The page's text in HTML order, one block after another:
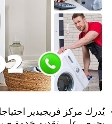
يُدرك مركز فريجيدير